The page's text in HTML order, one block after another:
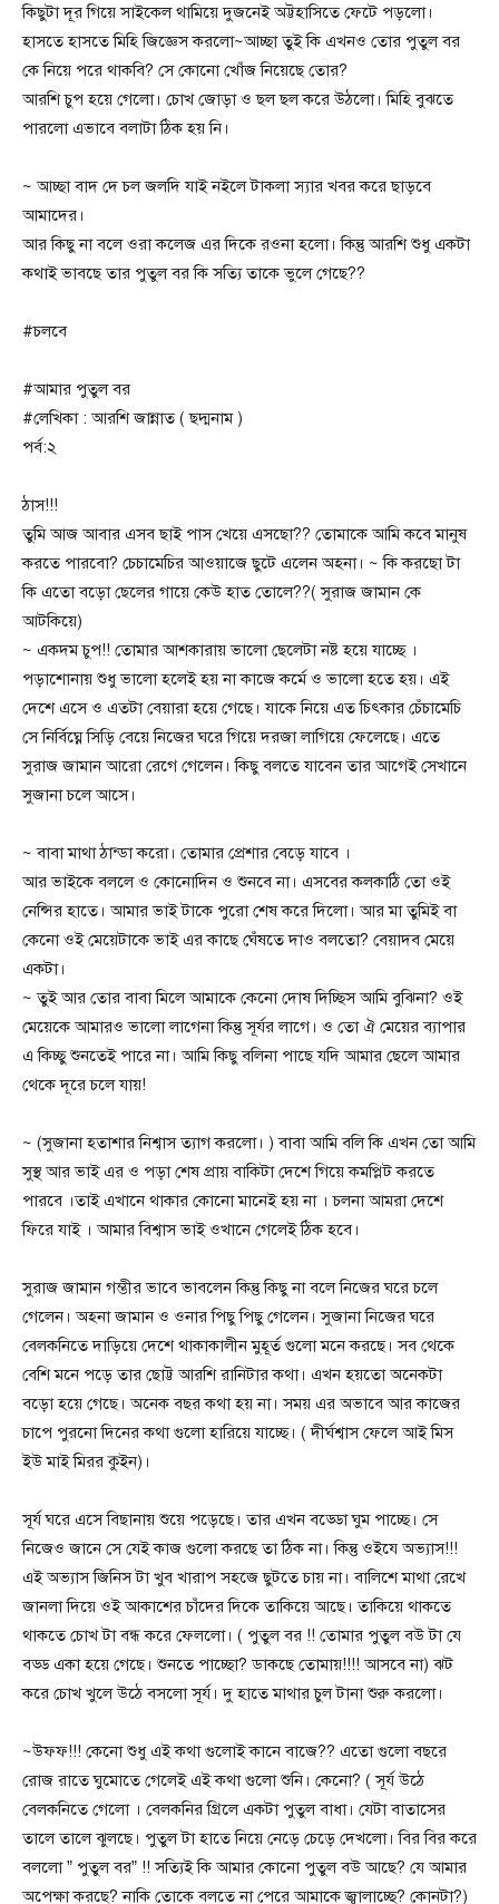
কিছুটা দূর গিয়ে সাইকেল থামিয়ে দুজনেই অট্টহাসিতে ফেটে পড়লো।
হাসতে হাসতে মিহি জিজ্ঞেস করলো~আচ্ছা তুই কি এখনও তোর পুতুল বর
কে নিয়ে পরে থাকবি? সে কোনো খোঁজ নিয়েছে তোর?
আরশি চুপ হয়ে গেলো। চোখ জোড়া ও ছল ছল করে উঠলো। মিহি বুঝতে
পারলো এভাবে বলাটা ঠিক হয় নি।
~ আচ্ছা বাদ দে চল জলদি যাই নইলে টাকলা স্যার খবর করে ছাড়বে
আমাদের।
আর কিছু না বলে ওরা কলেজ এর দিকে রওনা হলো। কিন্তু আরশি শুধু একটা
কথাই ভাবছে তার পুতুল বর কি সত্যি তাকে ভুলে গেছে??
#চলবে
#আমার পুতুল বর
#লেখিকা : আরশি জান্নাত ( ছদ্মনাম )
পর্ব:২
ঠাস!!!
তুমি আজ আবার এসব ছাই পাস খেয়ে এসছো?? তোমাকে আমি কবে মানুষ
করতে পারবো? চেচামেচির আওয়াজে ছুটে এলেন অহনা। ~ কি করছো টা
কি এতো বড়ো ছেলের গায়ে কেউ হাত তোলে??( সুরাজ জামান কে
আটকিয়ে)
~ একদম চুপ!! তোমার আশকারায় ভালো ছেলেটা নষ্ট হয়ে যাচ্ছে ।
পড়াশোনায় শুধু ভালো হলেই হয় না কাজে কর্মে ও ভালো হতে হয়। এই
দেশে এসে ও এতটা বেয়ারা হয়ে গেছে। যাকে নিয়ে এত চিৎকার চেঁচামেচি
সে নির্বিঘ্নে সিড়ি বেয়ে নিজের ঘরে গিয়ে দরজা লাগিয়ে ফেলেছে। এতে
সুরাজ জামান আরো রেগে গেলেন। কিছু বলতে যাবেন তার আগেই সেখানে
সুজানা চলে আসে।
~ বাবা মাথা ঠান্ডা করো। তোমার প্রেশার বেড়ে যাবে ।
আর ভাইকে বললে ও কোনোদিন ও শুনবে না। এসবের কলকাঠি তো ওই
নেন্সির হাতে। আমার ভাই টাকে পুরো শেষ করে দিলো। আর মা তুমিই বা
কেনো ওই মেয়েটাকে ভাই এর কাছে ঘেঁষতে দাও বলতো? বেয়াদব মেয়ে
একটা।
~ তুই আর তোর বাবা মিলে আমাকে কেনো দোষ দিচ্ছিস আমি বুঝিনা? ওই
মেয়েকে আমারও ভালো লাগেনা কিন্তু সূর্যর লাগে। ও তো ঐ মেয়ের ব্যাপার
এ কিচ্ছু শুনতেই পারে না। আমি কিছু বলিনা পাছে যদি আমার ছেলে আমার
থেকে দূরে চলে যায়!
~ (সুজানা হতাশার নিশ্বাস ত্যাগ করলো। ) বাবা আমি বলি কি এখন তো আমি
সুস্থ আর ভাই এর ও পড়া শেষ প্রায় বাকিটা দেশে গিয়ে কমপ্লিট করতে
পারবে ।তাই এখানে থাকার কোনো মানেই হয় না । চলনা আমরা দেশে
ফিরে যাই । আমার বিশ্বাস ভাই ওখানে গেলেই ঠিক হবে।
সুরাজ জামান গম্ভীর ভাবে ভাবলেন কিন্তু কিছু না বলে নিজের ঘরে চলে
গেলেন। অহনা জামান ও ওনার পিছু পিছু গেলেন। সুজানা নিজের ঘরে
বেলকনিতে দাড়িয়ে দেশে থাকাকালীন মুহূর্ত গুলো মনে করছে। সব থেকে
বেশি মনে পড়ে তার ছোট্ট আরশি রানিটার কথা। এখন হয়তো অনেকটা
বড়ো হয়ে গেছে। অনেক বছর কথা হয় না। সময় এর অভাবে আর কাজের
চাপে পুরনো দিনের কথা গুলো হারিয়ে যাচ্ছে। ( দীর্ঘশ্বাস ফেলে আই মিস
ইউ মাই মিরর কুইন)।
সূর্য ঘরে এসে বিছানায় শুয়ে পড়েছে। তার এখন বড্ডো ঘুম পাচ্ছে। সে
নিজেও জানে সে যেই কাজ গুলো করছে তা ঠিক না। কিন্তু ওইযে অভ্যাস!!!
এই অভ্যাস জিনিস টা খুব খারাপ সহজে ছুটতে চায় না। বালিশে মাথা রেখে
জানলা দিয়ে ওই আকাশের চাঁদের দিকে তাকিয়ে আছে। তাকিয়ে থাকতে
থাকতে চোখ টা বন্ধ করে ফেললো। ( পুতুল বর !! তোমার পুতুল বউ টা যে
বড্ড একা হয়ে গেছে। শুনতে পাচ্ছো? ডাকছে তোমায়!!!! আসবে না) ঝট
করে চোখ খুলে উঠে বসলো সূর্য। দু হাতে মাথার চুল টানা শুরু করলো।
~উফফ!!! কেনো শুধু এই কথা গুলোই কানে বাজে?? এতো গুলো বছরে
রোজ রাতে ঘুমোতে গেলেই এই কথা গুলো শুনি। কেনো? ( সূর্য উঠে
বেলকনিতে গেলো । বেলকনির গ্রিলে একটা পুতুল বাধা। যেটা বাতাসের
তালে তালে ঝুলছে। পুতুল টা হাতে নিয়ে নেড়ে চেড়ে দেখলো। বির বির করে
বললো ” পুতুল বর” !! সত্যিই কি আমার কোনো পুতুল বউ আছে? যে আমার
অপেক্ষা করছে? নাকি তোকে বলতে না পেরে আমাকে জ্বালাচ্ছে? কোনটা?)